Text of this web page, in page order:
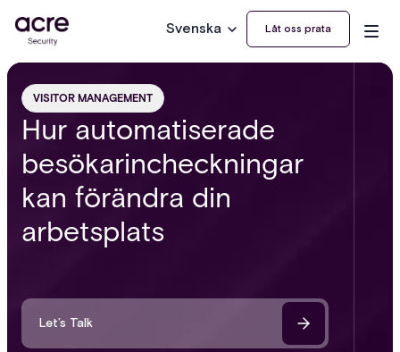
Svenska Låt oss prata
VISITOR MANAGEMENT
Hur automatiserade
besökarincheckningar
kan förändra din
arbetsplats
Let’s Talk